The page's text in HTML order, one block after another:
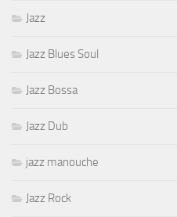
Jazz
Jazz Blues Soul
Jazz Bossa
Jazz Dub
jazz manouche
Jazz Rock